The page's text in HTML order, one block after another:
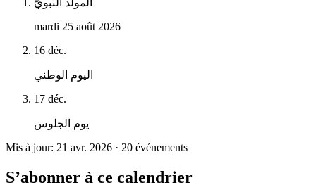
mardi 25 août 2026
16 déc.
اليوم الوطني
17 déc.
يوم الجلوس
Mis à jour: 21 avr. 2026 · 20 événements
S’abonner à ce calendrier